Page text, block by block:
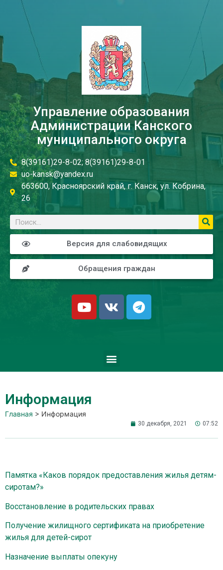
Управление образования
Администрации Канского
муниципального округа
8(39161)29-8-02; 8(39161)29-8-01
uo-kansk@yandex.ru
663600, Красноярский край, г. Канск, ул. Кобрина,
26
Версия для слабовидящих
Обращения граждан
Информация
Главная > Информация
30 декабря, 2021 07:52
Памятка «Каков порядок предоставления жилья детям-
сиротам?»
Восстановление в родительских правах
Получение жилищного сертификата на приобретение
жилья для детей-сирот
Назначение выплаты опекуну